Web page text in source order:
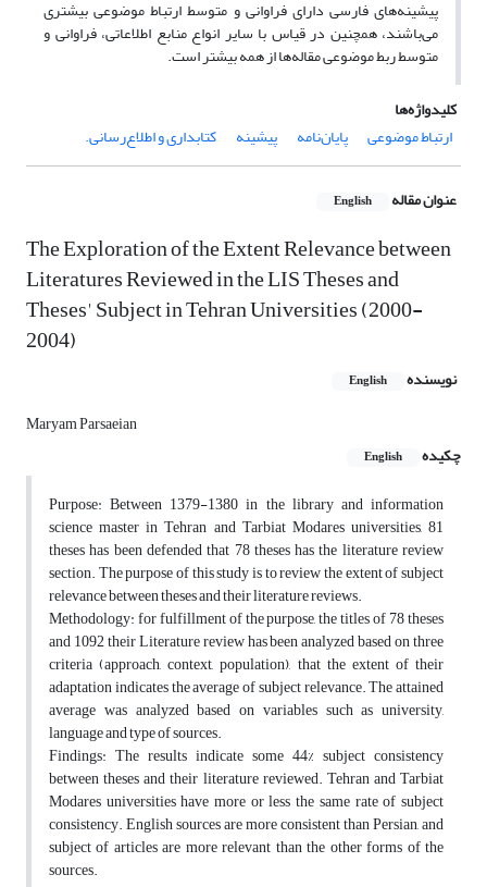
پیشینه‌های فارسی دارای فراوانی و متوسط ارتباط موضوعی بیشتری
می‌باشند، همچنین در قیاس با سایر انواع منابع اطلاعاتی، فراوانی و
متوسط ربط موضوعی مقاله‌ها از همه بیشتر است.
کلیدواژه‌ها
ارتباط موضوعی
پایان‌نامه پیشینه کتابداری و اطلاع‌رسانی.
عنوان مقاله English
The Exploration of the Extent Relevance between
Literatures Reviewed in the LIS Theses and
Theses' Subject in Tehran Universities (2000-
2004)
نویسنده English
Maryam Parsaeian
چکیده
English
Purpose: Between 1379-1380 in the library and information
science master in Tehran and Tarbiat Modares universities, 81
theses has been defended that 78 theses has the literature review
section. The purpose of this study is to review the extent of subject
relevance between theses and their literature reviews.
Methodology: for fulfillment of the purpose, the titles of 78 theses
and 1092 their Literature review has been analyzed based on three
criteria (approach, context, population), that the extent of their
adaptation indicates the average of subject relevance. The attained
average was analyzed based on variables such as university,
language and type of sources.
Findings: The results indicate some 44% subject consistency
between theses and their literature reviewed. Tehran and Tarbiat
Modares universities have more or less the same rate of subject
consistency. English sources are more consistent than Persian, and
subject of articles are more relevant than the other forms of the
sources.